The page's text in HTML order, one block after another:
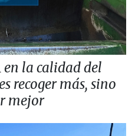
la calidad del
recoger más, sino
mejor